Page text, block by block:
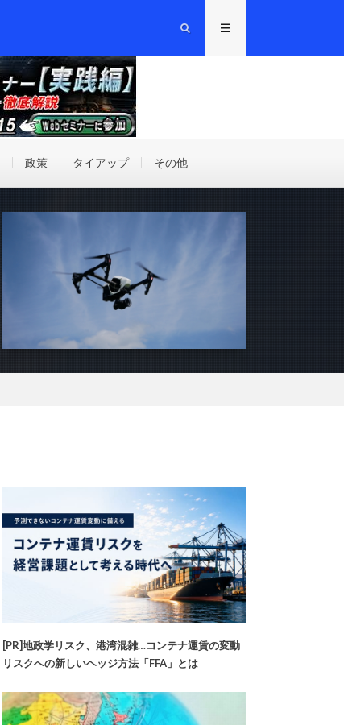
政策 タイアップ その他
[PR]地政学リスク、港湾混雑…コンテナ運賃の変動
リスクへの新しいヘッジ方法「FFA」とは